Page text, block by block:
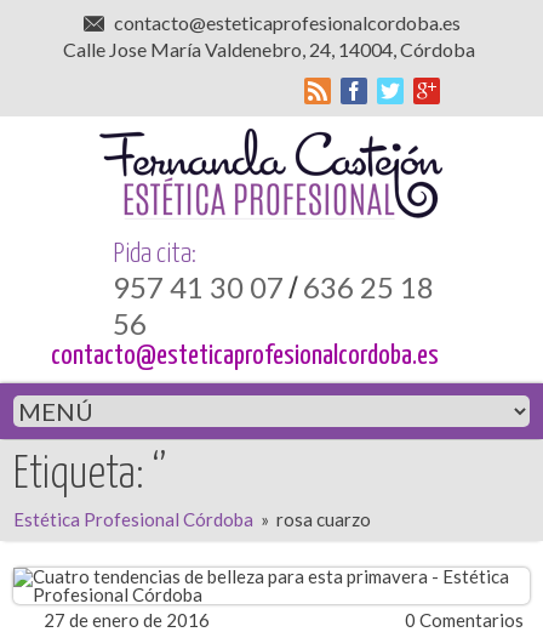
contacto@esteticaprofesionalcordoba.es
Calle Jose María Valdenebro, 24, 14004, Córdoba
Pida cita:
957 41 30 07 / 636 25 18
56
contacto@esteticaprofesionalcordoba.es
Etiqueta: ‘’
Estética Profesional Córdoba »rosa cuarzo
27 de enero de 2016 0 Comentarios